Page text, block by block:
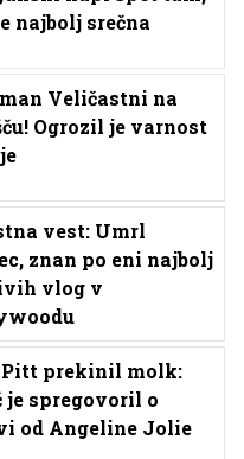
najbolj srečna
Veličastni na
Ogrozil je varnost
vest: Umrl
znan po eni najbolj
vlog v
Pitt prekinil molk:
je spregovoril o
od Angeline Jolie